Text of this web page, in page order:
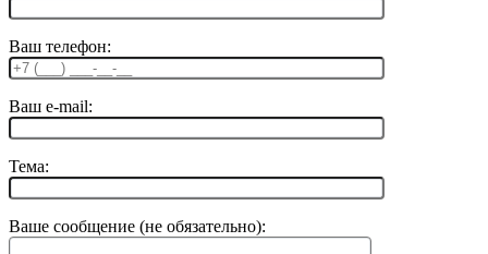
Ваш телефон:
Ваш e-mail:
Тема:
Ваше сообщение (не обязательно):